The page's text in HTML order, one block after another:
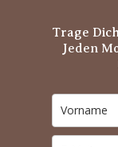
Trage
Jeden